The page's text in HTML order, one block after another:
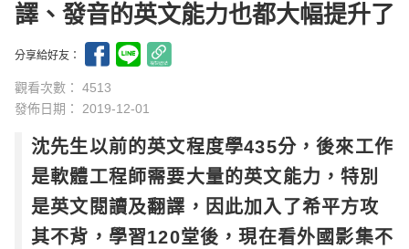
譯、發音的英文能力也都大幅提升了
分享給好友：
觀看次數： 4513
發佈日期： 2019-12-01
沈先生以前的英文程度學435分，後來工作
是軟體工程師需要大量的英文能力，特別
是英文閱讀及翻譯，因此加入了希平方攻
其不背，學習120堂後，現在看外國影集不